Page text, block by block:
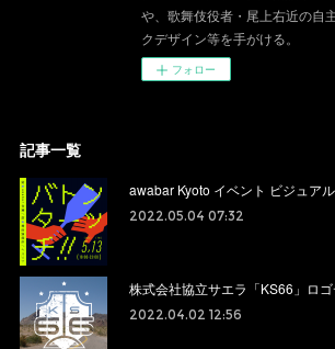
や、歌舞伎役者・尾上右近の自
クデザイン等を手がける。
フォロー
記事一覧
awabar Kyoto イベント ビジュア
2022.05.04 07:32
株式会社協立サエラ「KS66」ロ
2022.04.02 12:56